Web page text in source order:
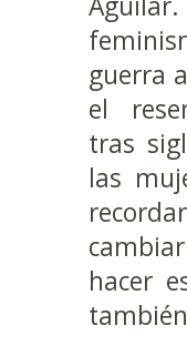
guerra
el
tras
las
hacer